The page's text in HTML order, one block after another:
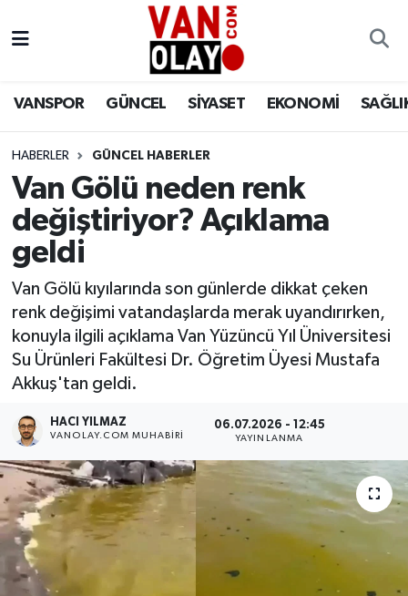
VANSPOR GÜNCEL SİYASET EKONOMİ
HABERLER GÜNCEL HABERLER
Van Gölü neden renk
değiştiriyor? Açıklama
geldi
Van Gölü kıyılarında son günlerde dikkat çeken
renk değişimi vatandaşlarda merak uyandırırken,
konuyla ilgili açıklama Van Yüzüncü Yıl Üniversitesi
Su Ürünleri Fakültesi Dr. Öğretim Üyesi Mustafa
Akkuş'tan geldi.
HACI YILMAZ
VANOLAY.COM MUHABIRI
06.07.2026 - 12:45
YAYINLANMA
Siyaset
Ekonomi
Sağlık
Eğitim
Bilim & Teknoloji
Dünya
RESMİ İLANLAR
Van Nöbetçi Eczaneler
Van Namaz Vakitleri
Van Trafik Yoğunluk Haritası
Süper Lig Puan Durumu ve Fikstür
Tüm Manşetler
Son Dakika Haberleri
Haber Arşivi